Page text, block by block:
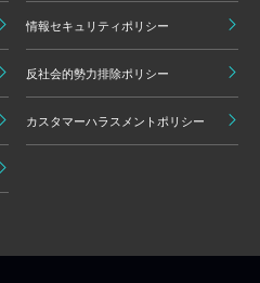
情報セキュリティポリシー
反社会的勢力排除ポリシー
カスタマーハラスメントポリシー